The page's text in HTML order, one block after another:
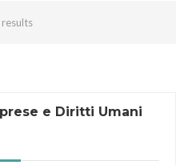
e Diritti Umani